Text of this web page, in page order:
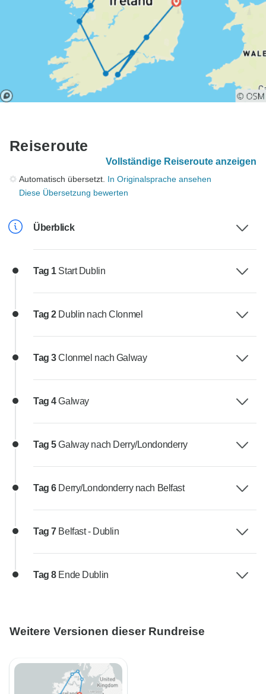
Reiseroute
Vollständige Reiseroute anzeigen
Automatisch übersetzt. In Originalsprache ansehen
Diese Übersetzung bewerten
Überblick
Tag 1 Start Dublin
Tag 2 Dublin nach Clonmel
Tag 3Clonmel nach Galway
Tag 4Galway
Tag 5Galway nach Derry/Londonderry
Tag 6 Derry/Londonderry nach Belfast
Tag 7 Belfast - Dublin
Tag 8 Ende Dublin
Weitere Versionen dieser Rundreise